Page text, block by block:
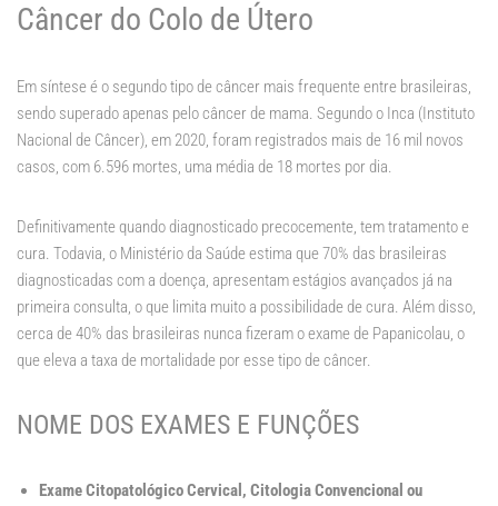
Câncer do Colo de Útero
Em síntese é o segundo tipo de câncer mais frequente entre brasileiras,
sendo superado apenas pelo câncer de mama. Segundo o Inca (Instituto
Nacional de Câncer), em 2020, foram registrados mais de 16 mil novos
casos, com 6.596 mortes, uma média de 18 mortes por dia.
Definitivamente quando diagnosticado precocemente, tem tratamento e
cura. Todavia, o Ministério da Saúde estima que 70% das brasileiras
diagnosticadas com a doença, apresentam estágios avançados já na
primeira consulta, o que limita muito a possibilidade de cura. Além disso,
cerca de 40% das brasileiras nunca fizeram o exame de Papanicolau, o
que eleva a taxa de mortalidade por esse tipo de câncer.
NOME DOS EXAMES E FUNÇÕES
Exame Citopatológico Cervical, Citologia Convencional ou